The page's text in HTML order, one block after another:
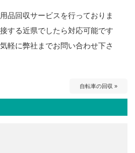
品回収サービスを行っておりま
する近県でしたら対応可能です
軽に弊社までお問い合わせ下さ
自転車の回収 »